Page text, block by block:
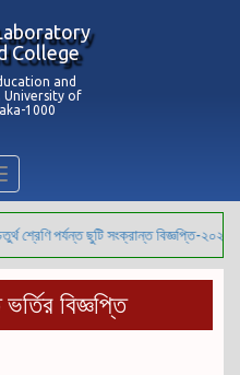
College
and
University of
1000
শ্রেণি পর্যন্ত ছুটি সংক্রান্ত বিজ্ঞপ্তি-
বিজ্ঞপ্তি